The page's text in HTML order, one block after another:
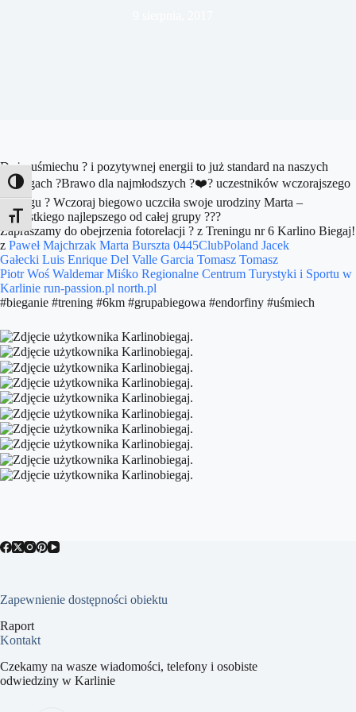
Toggle High Contrast
Toggle Font size
Dużo uśmiechu ? i pozytywnej energii to już standard na naszych
treningach ?Brawo dla najmłodszych ?‍❤️‍? uczestników wczorajszego
treningu ? Wczoraj biegowo uczciła swoje urodziny Marta –
Wszystkiego najlepszego od całej grupy ?️??
Zapraszamy do obejrzenia fotorelacji ? z Treningu nr 6 Karlino Biegaj!
z Paweł Majchrzak Marta Burszta 0445ClubPoland Jacek
Gałecki Luis Enrique Del Valle Garcia Tomasz Tomasz
Piotr Woś Waldemar Miśko Regionalne Centrum Turystyki i Sportu w
Karlinie run-passion.pl north.pl
#bieganie #trening #6km #grupabiegowa #endorfiny #uśmiech
Zapewnienie dostępności obiektu
Raport
Kontakt
Czekamy na wasze wiadomości, telefony i osobiste
odwiedziny w Karlinie